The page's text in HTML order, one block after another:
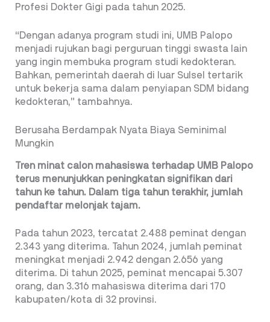
Profesi Dokter Gigi pada tahun 2025.
“Dengan adanya program studi ini, UMB Palopo
menjadi rujukan bagi perguruan tinggi swasta lain
yang ingin membuka program studi kedokteran.
Bahkan, pemerintah daerah di luar Sulsel tertarik
untuk bekerja sama dalam penyiapan SDM bidang
kedokteran,” tambahnya.
Berusaha Berdampak Nyata Biaya Seminimal
Mungkin
Tren minat calon mahasiswa terhadap UMB Palopo
terus menunjukkan peningkatan signifikan dari
tahun ke tahun. Dalam tiga tahun terakhir, jumlah
pendaftar melonjak tajam.
Pada tahun 2023, tercatat 2.488 peminat dengan
2.343 yang diterima. Tahun 2024, jumlah peminat
meningkat menjadi 2.942 dengan 2.656 yang
diterima. Di tahun 2025, peminat mencapai 5.307
orang, dan 3.316 mahasiswa diterima dari 170
kabupaten/kota di 32 provinsi.